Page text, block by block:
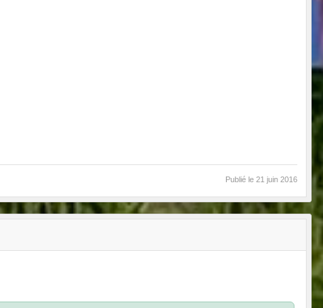
Publié le 21 juin 2016